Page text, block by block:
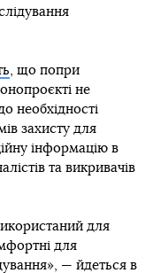
, що попри
не
необхідності
захисту для
інформацію в
та викривачів
для
для
— йдеться в